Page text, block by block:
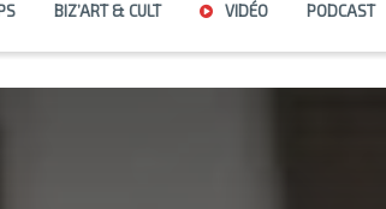
BIZ’ART & CULT VIDÉO PODCAST